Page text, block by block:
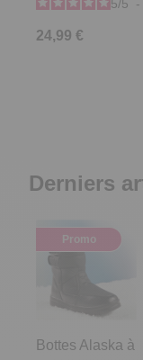
5/5 -
24,99 €
Derniers
Promo
Bottes Alaska à